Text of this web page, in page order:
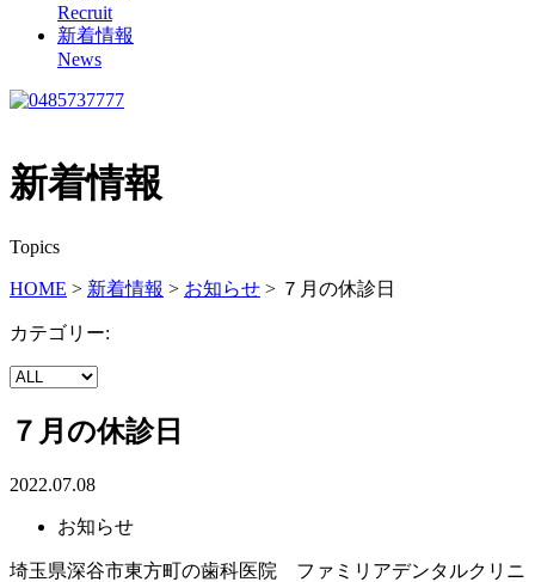
Recruit
新着情報
News
新着情報
Topics
HOME > 新着情報 > お知らせ > ７月の休診日
カテゴリー:
７月の休診日
2022.07.08
お知らせ
埼玉県深谷市東方町の歯科医院 ファミリアデンタルクリニ